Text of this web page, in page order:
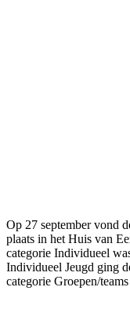
Op 27 september vond
plaats in het Huis van
categorie Individueel
Individueel Jeugd ging
categorie Groepen/